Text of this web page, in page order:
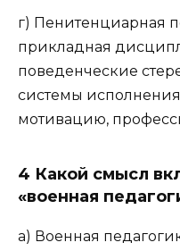
г) Пенитенциарная
прикладная
поведенческие
системы
мотивацию,
4 Какой смысл
«военная
а) Военная